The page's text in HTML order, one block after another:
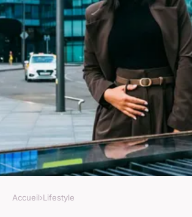
LIFESTYLE
Accueil›Lifestyle